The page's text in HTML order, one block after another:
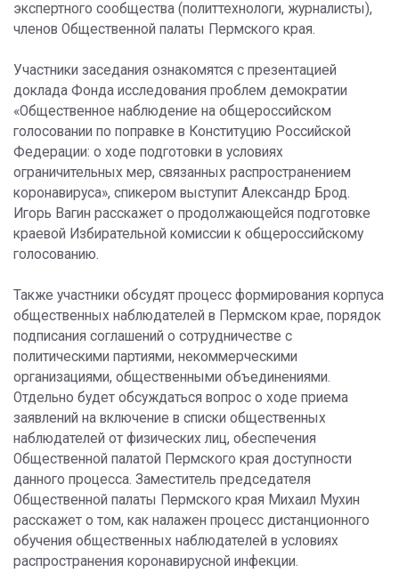
экспертного сообщества (политтехнологи, журналисты),
членов Общественной палаты Пермского края.
Участники заседания ознакомятся с презентацией
доклада Фонда исследования проблем демократии
«Общественное наблюдение на общероссийском
голосовании по поправке в Конституцию Российской
Федерации: о ходе подготовки в условиях
ограничительных мер, связанных распространением
коронавируса», спикером выступит Александр Брод.
Игорь Вагин расскажет о продолжающейся подготовке
краевой Избирательной комиссии к общероссийскому
голосованию.
Также участники обсудят процесс формирования корпуса
общественных наблюдателей в Пермском крае, порядок
подписания соглашений о сотрудничестве с
политическими партиями, некоммерческими
организациями, общественными объединениями.
Отдельно будет обсуждаться вопрос о ходе приема
заявлений на включение в списки общественных
наблюдателей от физических лиц, обеспечения
Общественной палатой Пермского края доступности
данного процесса. Заместитель председателя
Общественной палаты Пермского края Михаил Мухин
расскажет о том, как налажен процесс дистанционного
обучения общественных наблюдателей в условиях
распространения коронавирусной инфекции.